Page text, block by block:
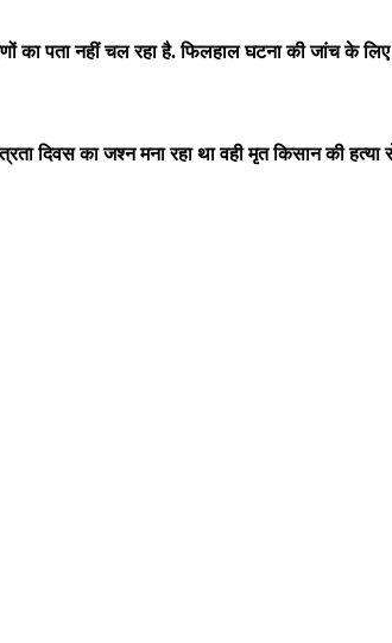
पता नहीं चल रहा है. फिलहाल घटना की जांच के
दिवस का जश्न मना रहा था वही मृत किसान की